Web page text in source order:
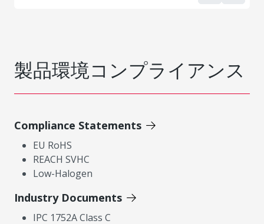
製品環境コンプライアンス
Compliance Statements
EU RoHS
REACH SVHC
Low-Halogen
Industry Documents
IPC 1752A Class C